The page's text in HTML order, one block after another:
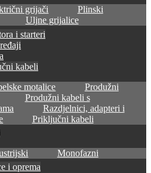
grijači
Plinski
Uljne grijalice
i starteri
kabeli
motalice
Produžni
Produžni kabeli s
Razdjelnici, adapteri i
Priključni kabeli
Monofazni
i oprema